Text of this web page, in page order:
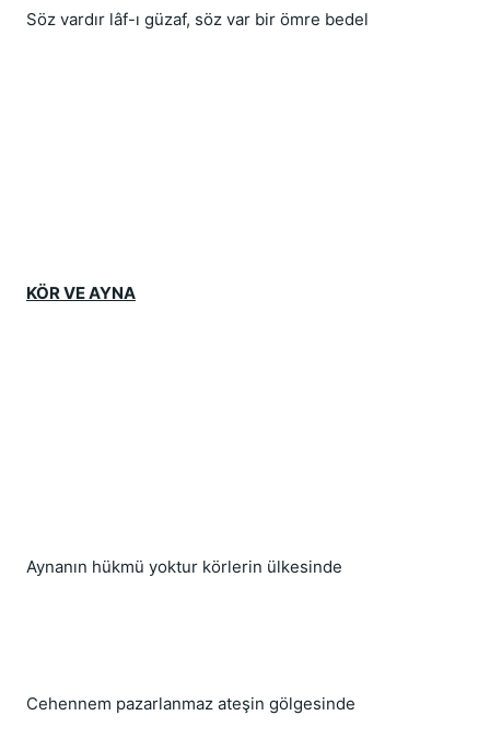
Söz vardır lâf-ı güzaf, söz var bir ömre bedel
KÖR VE AYNA
Aynanın hükmü yoktur körlerin ülkesinde
Cehennem pazarlanmaz ateşin gölgesinde